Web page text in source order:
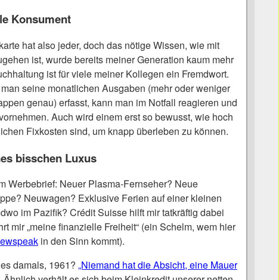
Konsument
hat also jeder, doch das nötige Wissen, wie mit
ist, wurde bereits meiner Generation kaum mehr
ist für viele meiner Kollegen ein Fremdwort.
seine monatlichen Ausgaben (mehr oder weniger
genau) erfasst, kann man im Notfall reagieren und
Auch wird einem erst so bewusst, wie hoch
Fixkosten sind, um knapp überleben zu können.
bisschen Luxus
Werbebrief: Neuer Plasma-Fernseher? Neue
Neuwagen? Exklusive Ferien auf einer kleinen
im Pazifik? Crédit Suisse hilft mir tatkräftig dabei
mir „meine finanzielle Freiheit“ (ein Schelm, wem hier
in den Sinn kommt).
damals, 1961? „Niemand hat die Absicht, eine Mauer